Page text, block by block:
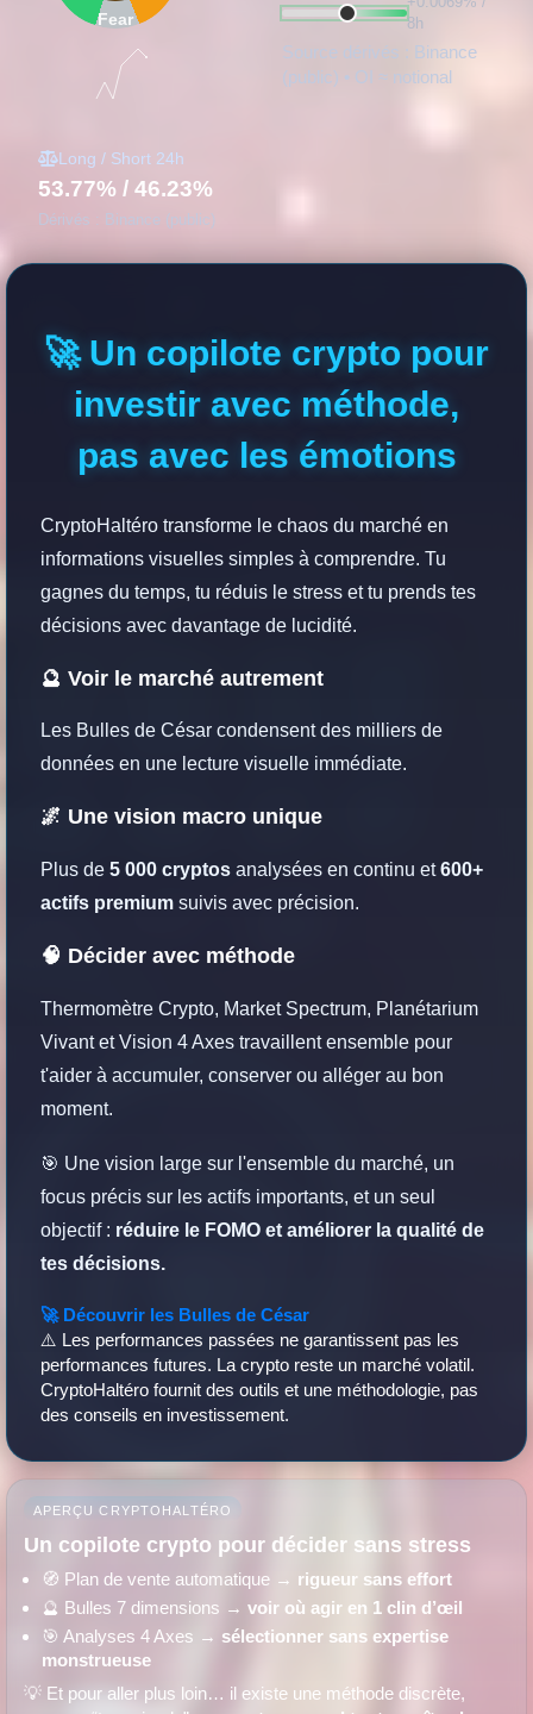
Fear
8h
Source dérivés : Binance
(public) • OI ≈ notional
Long / Short 24h
53.77% / 46.23%
Dérivés : Binance (public)
🚀 Un copilote crypto pour
investir avec méthode,
pas avec les émotions
CryptoHaltéro transforme le chaos du marché en
informations visuelles simples à comprendre. Tu
gagnes du temps, tu réduis le stress et tu prends tes
décisions avec davantage de lucidité.
🔮 Voir le marché autrement
Les Bulles de César condensent des milliers de
données en une lecture visuelle immédiate.
🌌 Une vision macro unique
Plus de 5 000 cryptos analysées en continu et600+
actifs premium suivis avec précision.
🧠 Décider avec méthode
Thermomètre Crypto, Market Spectrum, Planétarium
Vivant et Vision 4 Axes travaillent ensemble pour
t'aider à accumuler, conserver ou alléger au bon
moment.
🎯 Une vision large sur l'ensemble du marché, un
focus précis sur les actifs importants, et un seul
objectif : réduire le FOMO et améliorer la qualité de
tes décisions.
🚀 Découvrir les Bulles de César
⚠️ Les performances passées ne garantissent pas les
performances futures. La crypto reste un marché volatil.
CryptoHaltéro fournit des outils et une méthodologie, pas
des conseils en investissement.
APERÇU CRYPTOHALTÉRO
Un copilote crypto pour décider sans stress
🧭 Plan de vente automatique → rigueur sans effort
🔮 Bulles 7 dimensions → voir où agir en 1 clin d’œil
🎯 Analyses 4 Axes → sélectionner sans expertise
monstrueuse
💡 Et pour aller plus loin… il existe une méthode discrète,